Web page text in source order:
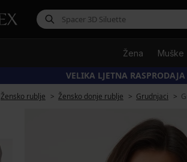
Žena Muške
VELIKA LJETNA
Žensko rublje Žensko donje rublje Grudnjaci